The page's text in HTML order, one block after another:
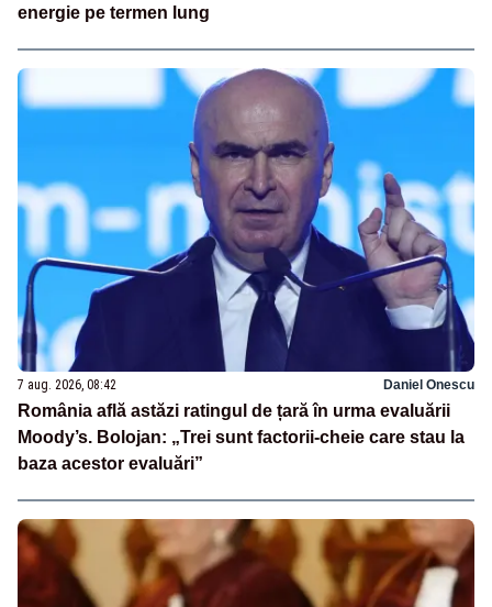
energie pe termen lung
7 aug. 2026, 08:42 Daniel Onescu
România află astăzi ratingul de țară în urma evaluării
Moody’s. Bolojan: „Trei sunt factorii-cheie care stau la
baza acestor evaluări”